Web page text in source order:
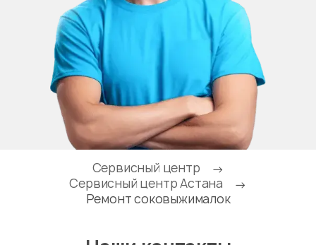
Сервисный центр
→
Сервисный центр Астана
→
Ремонт соковыжималок